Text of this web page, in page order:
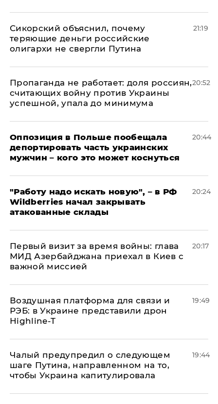
Сикорский объяснил, почему
теряющие деньги российские
олигархи не свергли Путина
21:19
​Пропаганда не работает: доля россиян,
считающих войну против Украины
успешной, упала до минимума
20:52
Оппозиция в Польше пообещала
депортировать часть украинских
мужчин – кого это может коснуться
20:44
"Работу надо искать новую", – в РФ
Wildberries начал закрывать
атакованные склады
20:24
Первый визит за время войны: глава
МИД Азербайджана приехал в Киев с
важной миссией
20:17
Воздушная платформа для связи и
РЭБ: в Украине представили дрон
Highline-T
19:49
Чалый предупредил о следующем
шаге Путина, направленном на то,
чтобы Украина капитулировала
19:44